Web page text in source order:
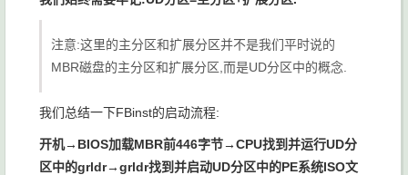
注意:这里的主分区和扩展分区并不是我们平时说的
MBR磁盘的主分区和扩展分区,而是UD分区中的概念.
我们总结一下FBinst的启动流程:
开机→BIOS加载MBR前446字节→CPU找到并运行UD分
区中的grldr→grldr找到并启动UD分区中的PE系统ISO文